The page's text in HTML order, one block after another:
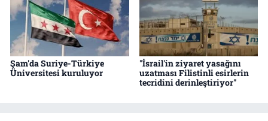
Şam'da Suriye-Türkiye
Üniversitesi kuruluyor
"İsrail'in ziyaret yasağını
uzatması Filistinli esirlerin
tecridini derinleştiriyor"